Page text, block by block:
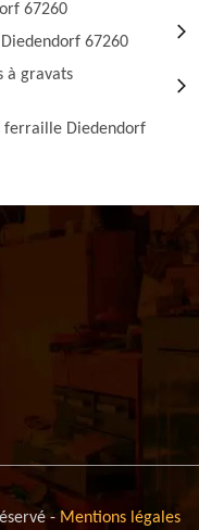
67260
67260
à gravats
ferraille Diedendorf
- Mentions légales